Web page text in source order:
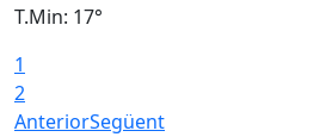
T.Min: 17°
1
2
AnteriorSegüent